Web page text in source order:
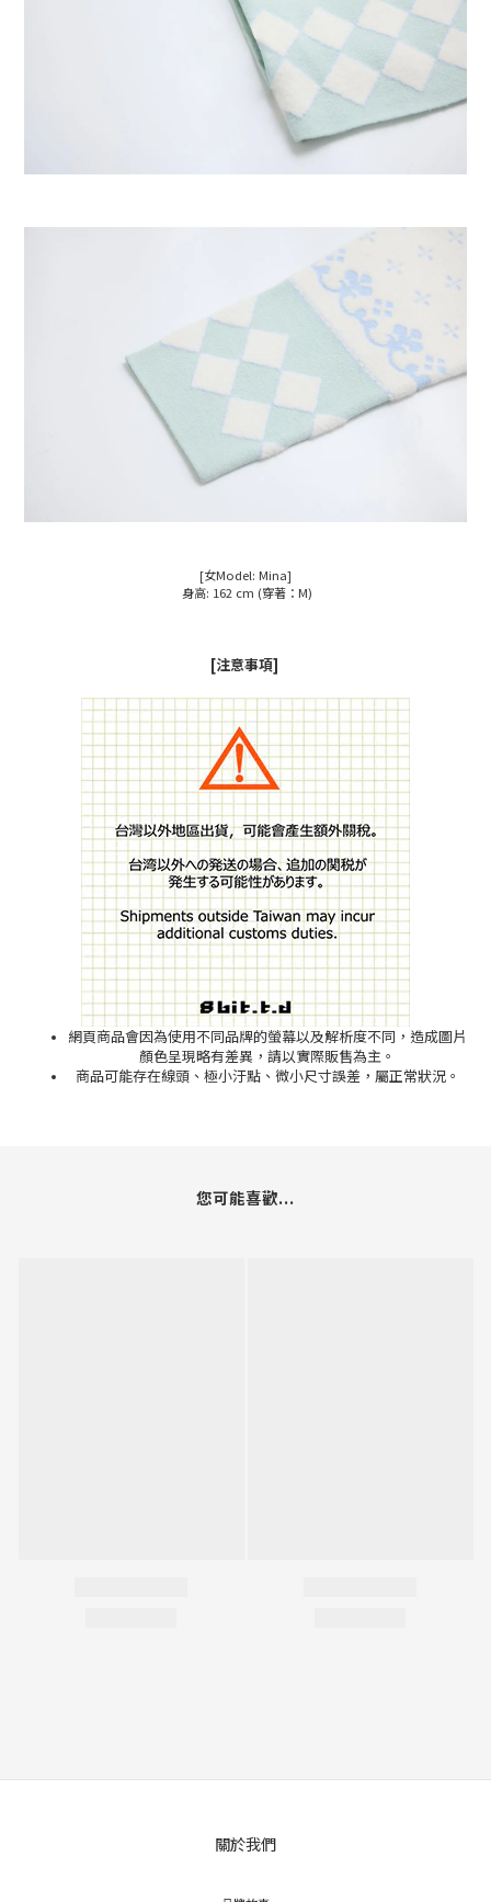
[女Model: Mina]
身高: 162 cm (穿著：M)
[注意事項]
網頁商品會因為使用不同品牌的螢幕以及解析度不同，造成圖片
顏色呈現略有差異，請以實際販售為主。
商品可能存在線頭、極小汙點、微小尺寸誤差，屬正常狀況。
您可能喜歡...
關於我們